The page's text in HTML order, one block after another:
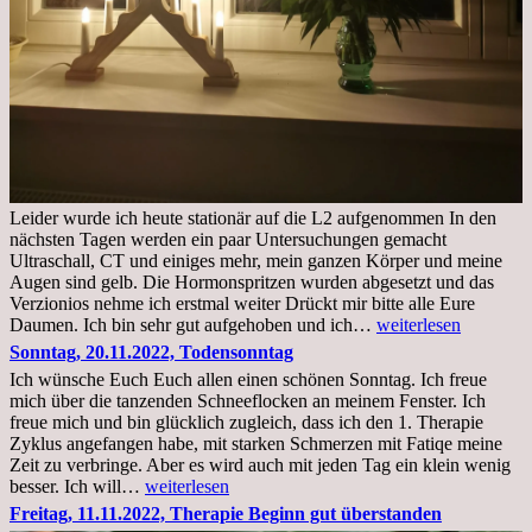
Leider wurde ich heute stationär auf die L2 aufgenommen In den
nächsten Tagen werden ein paar Untersuchungen gemacht
Ultraschall, CT und einiges mehr, mein ganzen Körper und meine
Augen sind gelb. Die Hormonspritzen wurden abgesetzt und das
Verzionios nehme ich erstmal weiter Drückt mir bitte alle Eure
Daumen. Ich bin sehr gut aufgehoben und ich… Mittwoch.
Krankenhaus
stationär
weiterlesen
Sonntag, 20.11.2022, Todensonntag
Ich wünsche Euch Euch allen einen schönen Sonntag. Ich freue
mich über die tanzenden Schneeflocken an meinem Fenster. Ich
freue mich und bin glücklich zugleich, dass ich den 1. Therapie
Zyklus angefangen habe, mit starken Schmerzen mit Fatiqe meine
Zeit zu verbringe. Aber es wird auch mit jeden Tag ein klein wenig
besser. Ich will… Sonntag,
20.11.2022,
Todensonntag
weiterlesen
Freitag, 11.11.2022, Therapie Beginn gut überstanden